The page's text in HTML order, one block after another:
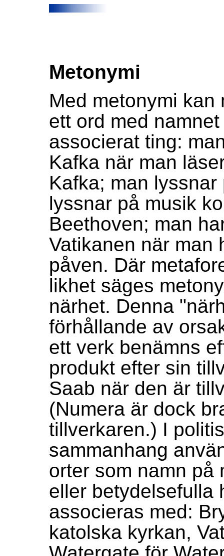
Metonymi
Med metonymi
ett ord med
associerat ting:
Kafka när man
Kafka; man
lyssnar på musik
Beethoven; man
Vatikanen när man
påven. Där
likhet säges
närhet. Denna
förhållande av
ett verk benämns
produkt efter sin
Saab när den är
(Numera är dock
tillverkaren.) I
sammanhang
orter som namn på
eller betydelsefulla
associeras med:
katolska kyrkan,